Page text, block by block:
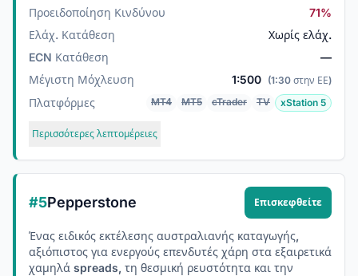
Προειδοποίηση Κινδύνου
71%
Ελάχ. Κατάθεση
Χωρίς ελάχ.
ECN Κατάθεση
—
Μέγιστη Μόχλευση
1:500 (1:30 στην ΕΕ)
Πλατφόρμες MT4 MT5 cTrader TV xStation 5
Περισσότερες λεπτομέρειες
#5Pepperstone Επισκεφθείτε
Ένας ειδικός εκτέλεσης αυστραλιανής καταγωγής,
αξιόπιστος για ενεργούς επενδυτές χάρη στα εξαιρετικά
χαμηλά spreads, τη θεσμική ρευστότητα και την